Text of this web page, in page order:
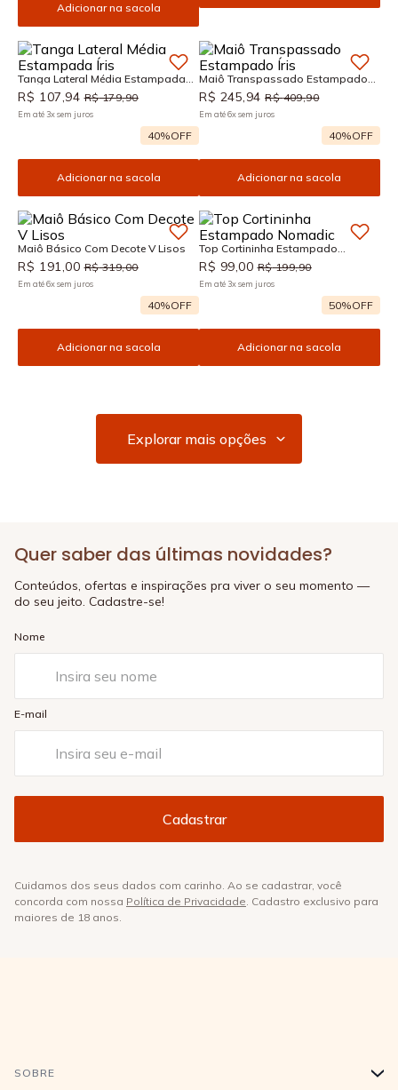
Adicionar na sacola
Tanga Lateral Média Estampada
Íris
R$ 107,94 R$ 179,90
Em até 3xsem juros
40%OFF
Adicionar na sacola
Maiô Transpassado Estampado
Íris
R$ 245,94 R$ 409,90
Em até6xsem juros
40%OFF
Adicionar na sacola
Maiô Básico Com Decote V Lisos
R$ 191,00 R$ 319,00
Em até6xsem juros
40%OFF
Adicionar na sacola
Top Cortininha Estampado
Nomadic
R$ 99,00 R$ 199,90
Em até 3xsem juros
50%OFF
Adicionar na sacola
Quer saber das últimas novidades?
Conteúdos, ofertas e inspirações pra viver o seu momento —
do seu jeito. Cadastre-se!
Nome
E-mail
Cuidamos dos seus dados com carinho. Ao se cadastrar, você
concorda com nossa Política de Privacidade. Cadastro exclusivo para
maiores de 18 anos.
SOBRE +